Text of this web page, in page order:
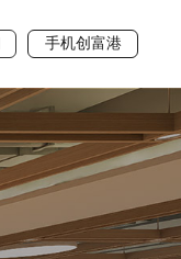
手机创富港